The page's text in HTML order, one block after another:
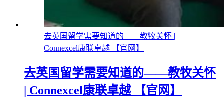
去英国留学需要知道的——教牧关怀 |
Connexcel康联卓越 【官网】
去英国留学需要知道的——教牧关怀
| Connexcel康联卓越 【官网】